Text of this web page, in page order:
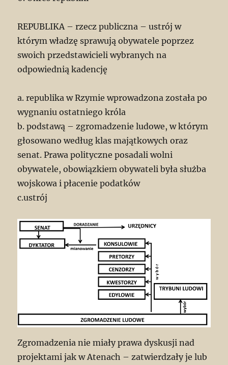
REPUBLIKA – rzecz publiczna – ustrój w
którym władzę sprawują obywatele poprzez
swoich przedstawicieli wybranych na
odpowiednią kadencję
a. republika w Rzymie wprowadzona została po
wygnaniu ostatniego króla
b. podstawą – zgromadzenie ludowe, w którym
głosowano według klas majątkowych oraz
senat. Prawa polityczne posadali wolni
obywatele, obowiązkiem obywateli była służba
wojskowa i płacenie podatków
c.ustrój
Zgromadzenia nie miały prawa dyskusji nad
projektami jak w Atenach – zatwierdzały je lub